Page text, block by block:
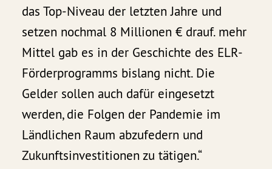
das Top-Niveau der letzten Jahre und
setzen nochmal 8 Millionen € drauf. mehr
Mittel gab es in der Geschichte des ELR-
Förderprogramms bislang nicht. Die
Gelder sollen auch dafür eingesetzt
werden, die Folgen der Pandemie im
Ländlichen Raum abzufedern und
Zukunftsinvestitionen zu tätigen.“